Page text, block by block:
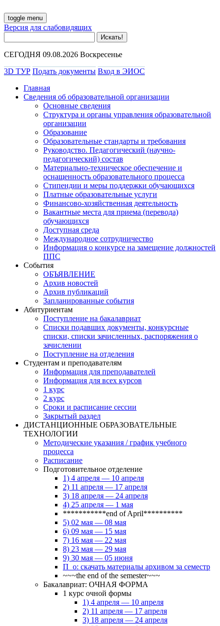
toggle menu
Версия для слабовидящих
СЕГОДНЯ 09.08.2026 Воскресенье
3D ТУР Подать документы Вход в ЭИОС
Главная
Сведения об образовательной организации
Основные сведения
Структура и органы управления образовательной
организации
Образование
Образовательные стандарты и требования
Руководство. Педагогический (научно-
педагогический) состав
Материально-техническое обеспечение и
оснащенность образовательного процесса
Стипендии и меры поддержки обучающихся
Платные образовательные услуги
Финансово-хозяйственная деятельность
Вакантные места для приема (перевода)
обучающихся
Доступная среда
Международное сотрудничество
Информация о конкурсе на замещение должностей
ППС
События
ОБЪЯВЛЕНИЕ
Архив новостей
Архив публикаций
Запланированные события
Абитуриентам
Поступление на бакалавриат
Списки подавших документы, конкурсные
списки, списки зачисленных, распоряжения о
зачислении
Поступление на отделения
Студентам и преподавателям
Информация для преподавателей
Информация для всех курсов
1 курс
2 курс
Сроки и расписание сессии
Закрытый раздел
ДИСТАНЦИОННЫЕ ОБРАЗОВАТЕЛЬНЫЕ
ТЕХНОЛОГИИ
Методические указания / график учебного
процесса
Расписание
Подготовительное отделение
1) 4 апреля — 10 апреля
2) 11 апреля — 17 апреля
3) 18 апреля — 24 апреля
4) 25 апреля — 1 мая
***********end of April**********
5) 02 мая — 08 мая
6) 09 мая — 15 мая
7) 16 мая — 22 мая
8) 23 мая — 29 мая
9) 30 мая — 05 июня
П_о: скачать материалы архивом за семестр
~~~the end of the semester~~~
Бакалавриат: ОЧНАЯ ФОРМА
1 курс очной формы
1) 4 апреля — 10 апреля
2) 11 апреля — 17 апреля
3) 18 апреля — 24 апреля